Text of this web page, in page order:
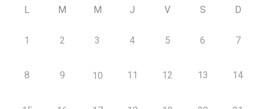
L M M J V S D
1 2 3 4 5 6 7
8 9 10 11 12 13 14